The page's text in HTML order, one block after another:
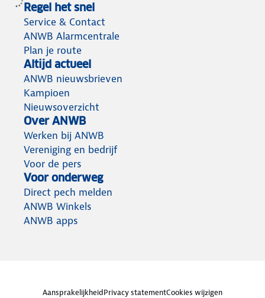
Regel het snel
Service & Contact
ANWB Alarmcentrale
Plan je route
Altijd actueel
ANWB nieuwsbrieven
Kampioen
Nieuwsoverzicht
Over ANWB
Werken bij ANWB
Vereniging en bedrijf
Voor de pers
Voor onderweg
Direct pech melden
ANWB Winkels
ANWB apps
AansprakelijkheidPrivacy statementCookies wijzigen